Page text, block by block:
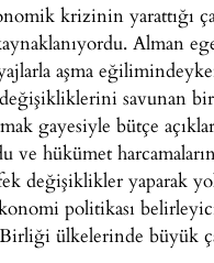
krizinin yarattığı
Alman
aşma
savunan
gayesiyle bütçe
ve hükümet
değişiklikler yaparak
politikası
ülkelerinde büyük